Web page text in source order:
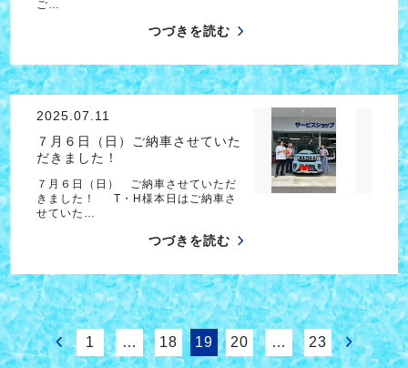
ご…
つづきを読む
2025.07.11
７月６日（日）ご納車させていた
だきました！
７月６日（日） ご納車させていただ
きました！ T・H様本日はご納車さ
せていた…
つづきを読む
1 … 18 19 20 … 23